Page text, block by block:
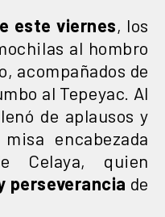
este viernes, los
al hombro
acompañados de
al Tepeyac. Al
de aplausos y
encabezada
Celaya, quien
perseverancia de